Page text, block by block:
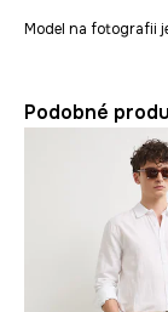
Model na fotografii
Podobné